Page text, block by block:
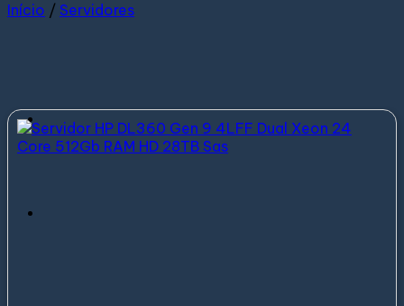
Início / Servidores